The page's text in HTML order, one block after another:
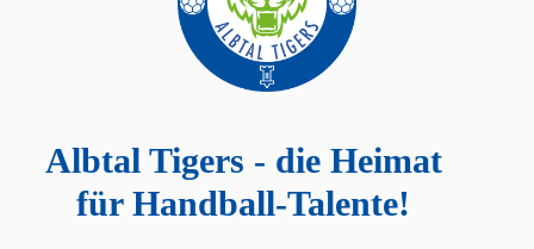
Albtal Tigers - die Heimat
für Handball-Talente!